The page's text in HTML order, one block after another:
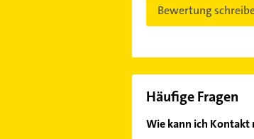
Bewertung
Häufige Fragen
Wie kann ich Kontakt